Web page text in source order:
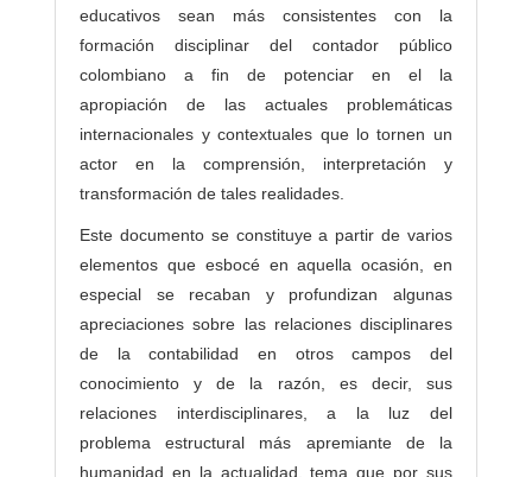
educativos sean más consistentes con la
formación disciplinar del contador público
colombiano a fin de potenciar en el la
apropiación de las actuales problemáticas
internacionales y contextuales que lo tornen un
actor en la comprensión, interpretación y
transformación de tales realidades.
Este documento se constituye a partir de varios
elementos que esbocé en aquella ocasión, en
especial se recaban y profundizan algunas
apreciaciones sobre las relaciones disciplinares
de la contabilidad en otros campos del
conocimiento y de la razón, es decir, sus
relaciones interdisciplinares, a la luz del
problema estructural más apremiante de la
humanidad en la actualidad, tema que por sus